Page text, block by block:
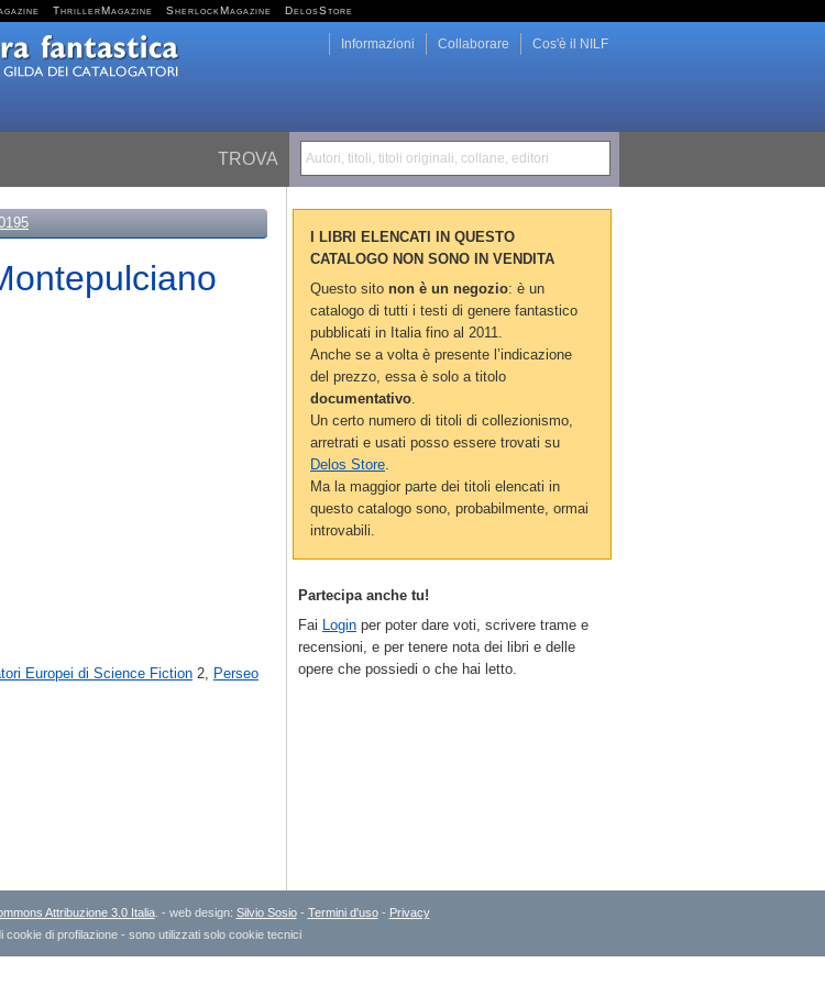
ThrillerMagazine SherlockMagazine DelosStore
TROVA Autori, titoli, titoli originali, collane, editori
Cos'è il NILF
Collaborare
Informazioni
Europei di Science Fiction 2, Perseo
I LIBRI ELENCATI IN QUESTO
CATALOGO NON SONO IN VENDITA
Questo sito non è un negozio: è un
catalogo di tutti i testi di genere fantastico
pubblicati in Italia fino al 2011.
Anche se a volta è presente l’indicazione
del prezzo, essa è solo a titolo
documentativo
Un certo numero di titoli di collezionismo,
arretrati e usati posso essere trovati su
Delos Store
Ma la maggior parte dei titoli elencati in
questo catalogo sono, probabilmente, ormai
introvabili.
Partecipa anche tu!
Fai Login per poter dare voti, scrivere trame e
recensioni, e per tenere nota dei libri e delle
opere che possiedi o che hai letto.
Attribuzione 3.0 Italia. - web design: Silvio Sosio- Termini d'uso- Privacy
cookie di profilazione - sono utilizzati solo cookie tecnici